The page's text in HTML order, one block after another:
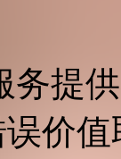
务提
价